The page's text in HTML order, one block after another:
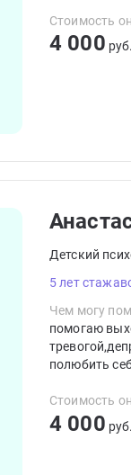
Стоимость
4 000 руб.
Детский
5 лет стажа
Чем могу
помогаю
полюбить
гаджетов, а
партнерам!
Стоимость
4 000 руб.